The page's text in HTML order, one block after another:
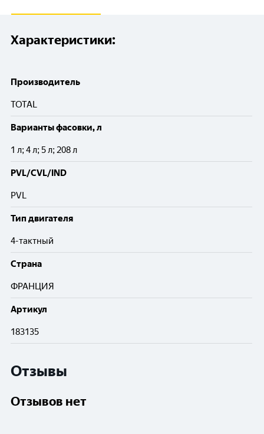
Характеристики:
Производитель
TOTAL
Варианты фасовки, л
1 л; 4 л; 5 л; 208 л
PVL/CVL/IND
PVL
Тип двигателя
4-тактный
Cтрана
ФРАНЦИЯ
Артикул
183135
Отзывы
Отзывов нет